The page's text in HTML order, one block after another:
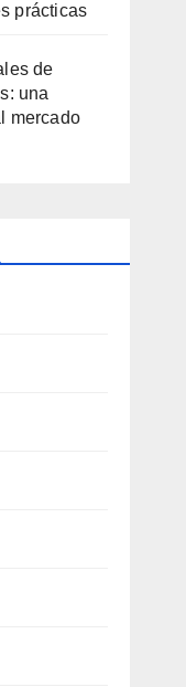
prácticas
de
una
mercado